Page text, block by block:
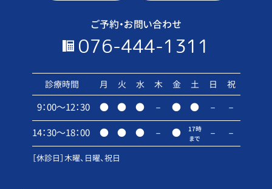
ご予約・お問い合わせ
076-444-1311
診療時間 月 火 水 木 金 土 日 祝
9：00～12：30 ● ● ● － ● ● －
－
14：30～18：00
● ● ● － ●
17時
まで
－ －
［休診日］木曜、日曜、祝日